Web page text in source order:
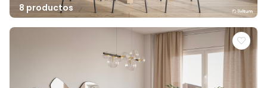
8 productos